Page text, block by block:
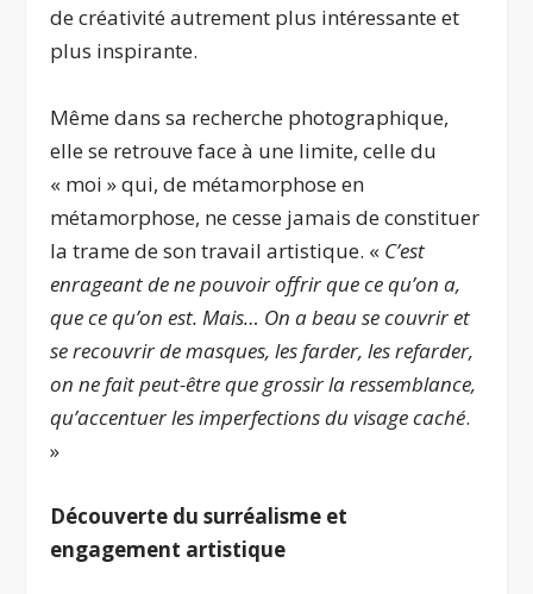
de créativité autrement plus intéressante et
plus inspirante.
Même dans sa recherche photographique,
elle se retrouve face à une limite, celle du
« moi » qui, de métamorphose en
métamorphose, ne cesse jamais de constituer
la trame de son travail artistique. « C’est
enrageant de ne pouvoir offrir que ce qu’on a,
que ce qu’on est. Mais… On a beau se couvrir et
se recouvrir de masques, les farder, les refarder,
on ne fait peut-être que grossir la ressemblance,
qu’accentuer les imperfections du visage caché.
»
Découverte du surréalisme et
engagement artistique